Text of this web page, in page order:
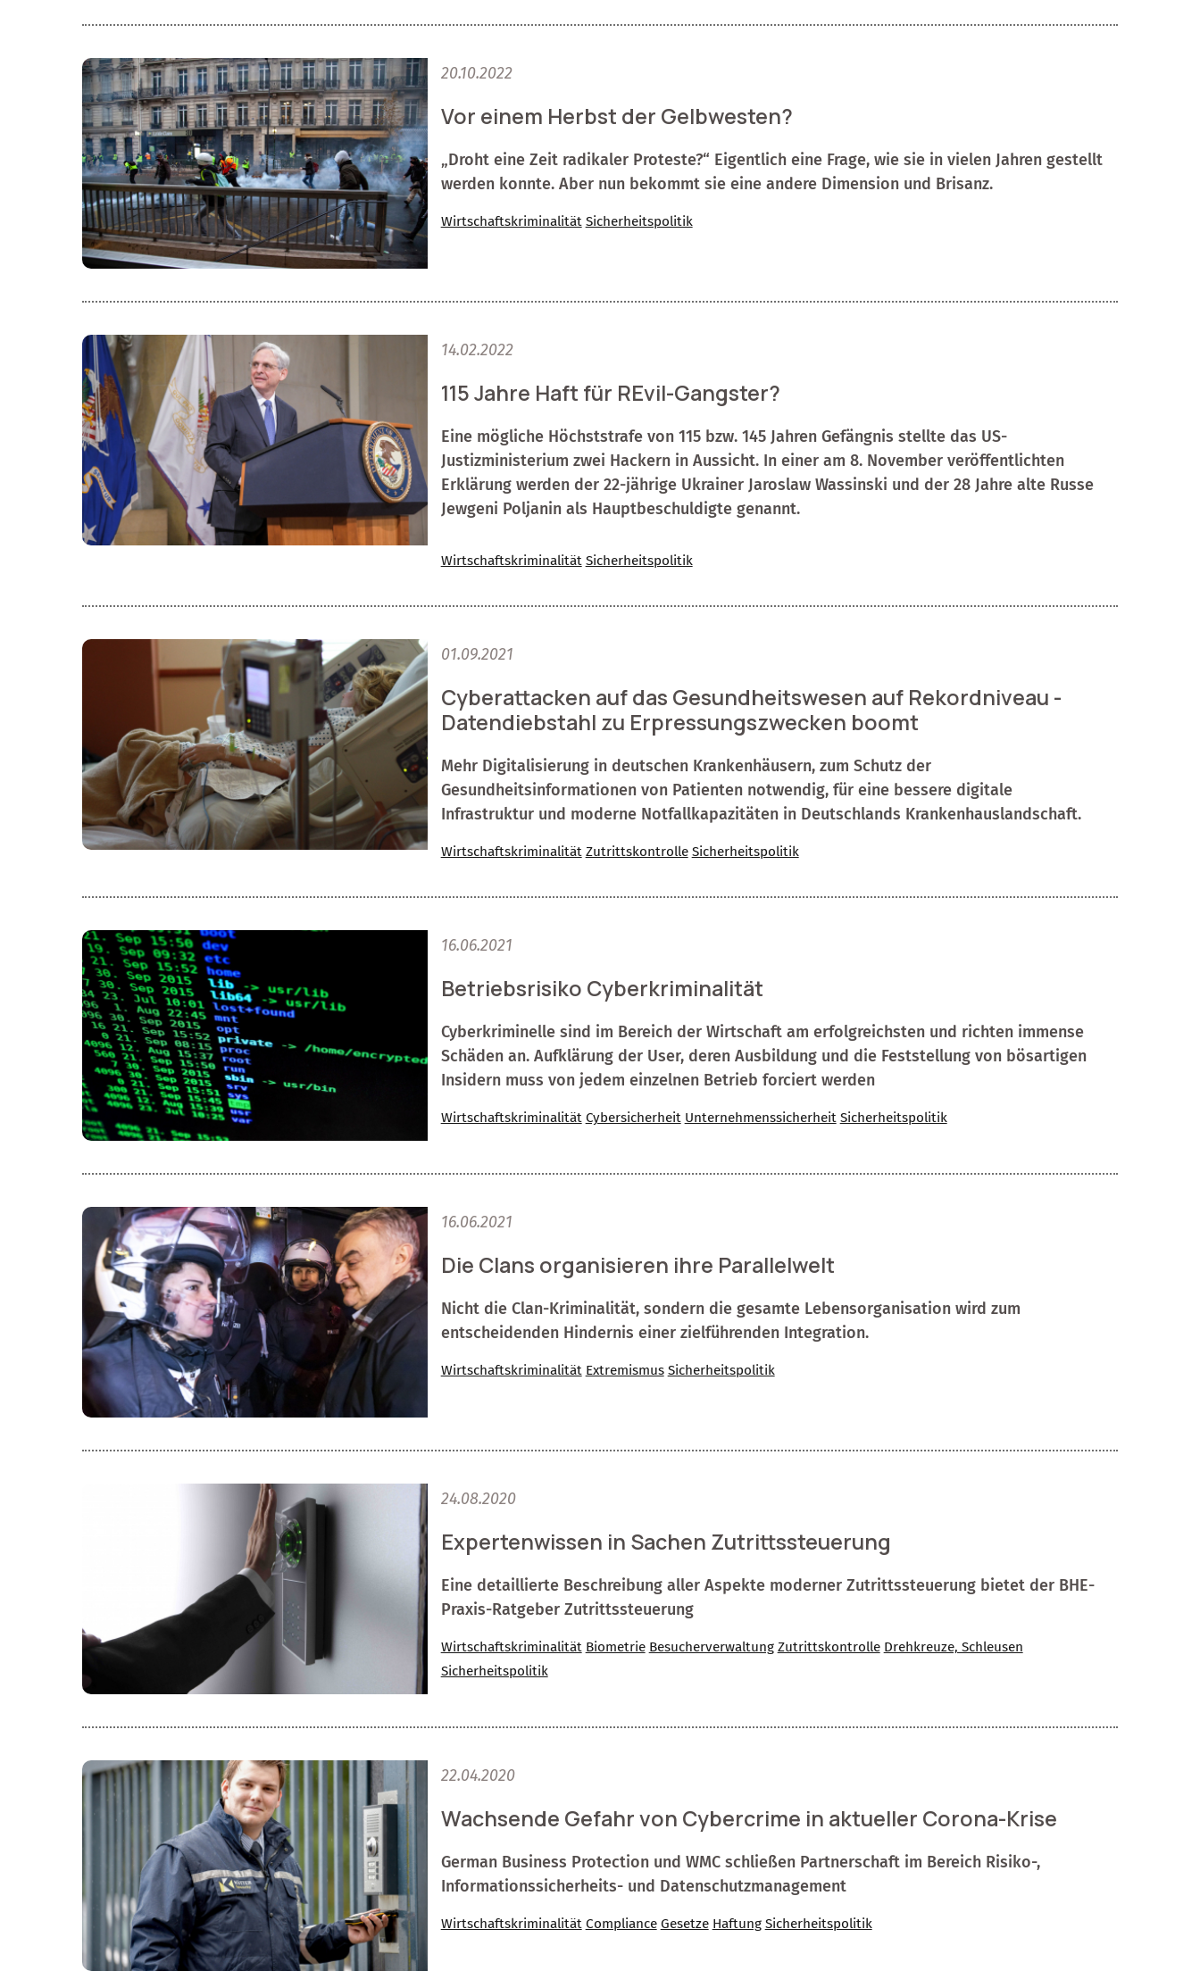
20.10.2022
Vor einem Herbst der Gelbwesten?
„Droht eine Zeit radikaler Proteste?“ Eigentlich eine Frage, wie sie in vielen Jahren gestellt
werden konnte. Aber nun bekommt sie eine andere Dimension und Brisanz.
Wirtschaftskriminalität Sicherheitspolitik
14.02.2022
115 Jahre Haft für REvil-Gangster?
Eine mögliche Höchststrafe von 115 bzw. 145 Jahren Gefängnis stellte das US-
Justizministerium zwei Hackern in Aussicht. In einer am 8. November veröffentlichten
Erklärung werden der 22-jährige Ukrainer Jaroslaw Wassinski und der 28 Jahre alte Russe
Jewgeni Poljanin als Hauptbeschuldigte genannt.
Wirtschaftskriminalität Sicherheitspolitik
01.09.2021
Cyberattacken auf das Gesundheitswesen auf Rekordniveau -
Datendiebstahl zu Erpressungszwecken boomt
Mehr Digitalisierung in deutschen Krankenhäusern, zum Schutz der
Gesundheitsinformationen von Patienten notwendig, für eine bessere digitale
Infrastruktur und moderne Notfallkapazitäten in Deutschlands Krankenhauslandschaft.
Wirtschaftskriminalität Zutrittskontrolle Sicherheitspolitik
16.06.2021
Betriebsrisiko Cyberkriminalität
Cyberkriminelle sind im Bereich der Wirtschaft am erfolgreichsten und richten immense
Schäden an. Aufklärung der User, deren Ausbildung und die Feststellung von bösartigen
Insidern muss von jedem einzelnen Betrieb forciert werden
Wirtschaftskriminalität Cybersicherheit Unternehmenssicherheit Sicherheitspolitik
16.06.2021
Die Clans organisieren ihre Parallelwelt
Nicht die Clan-Kriminalität, sondern die gesamte Lebensorganisation wird zum
entscheidenden Hindernis einer zielführenden Integration.
Wirtschaftskriminalität Extremismus Sicherheitspolitik
24.08.2020
Expertenwissen in Sachen Zutrittssteuerung
Eine detaillierte Beschreibung aller Aspekte moderner Zutrittssteuerung bietet der BHE-
Praxis-Ratgeber Zutrittssteuerung
Wirtschaftskriminalität Biometrie Besucherverwaltung Zutrittskontrolle Drehkreuze, Schleusen
Sicherheitspolitik
22.04.2020
Wachsende Gefahr von Cybercrime in aktueller Corona-Krise
German Business Protection und WMC schließen Partnerschaft im Bereich Risiko-,
Informationssicherheits- und Datenschutzmanagement
Wirtschaftskriminalität Compliance Gesetze Haftung Sicherheitspolitik